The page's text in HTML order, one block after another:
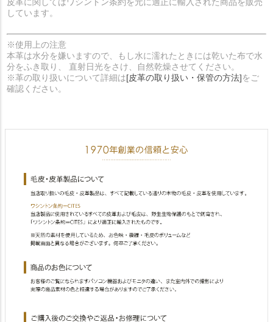
しています。
※使用上の注意
本革は水分を嫌いますので、もし水に濡れたときには乾いた布で水
分をふき取り、 直射日光をさけ、自然乾燥させてください。
※革の取り扱いについて詳細は[皮革の取り扱い・保管の方法]をご
確認ください。